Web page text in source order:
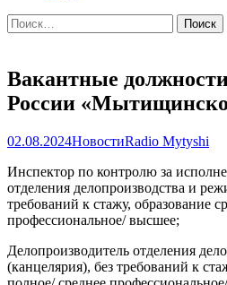
Найти:
Вакантные
России
02.08.2024НовостиRadio Mytyshi
Инспектор по контролю за
отделения делопроизводства и
требований к стажу, образование
профессиональное/ высшее;
Делопроизводитель отделения
(канцелярия), без требований к